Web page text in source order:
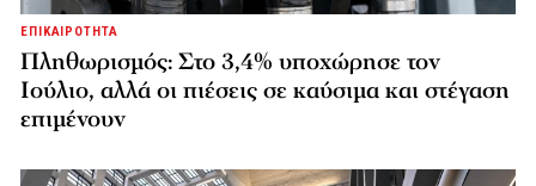
ΕΠΙΚΑΙΡΟΤΗΤΑ
Πληθωρισμός: Στο 3,4% υποχώρησε τον
Ιούλιο, αλλά οι πιέσεις σε καύσιμα και στέγαση
επιμένουν